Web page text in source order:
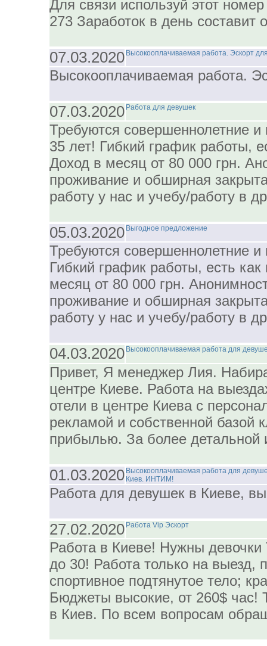
Для связи используй этот
273 Заработок в день составит
07.03.2020 Высокооплачиваемая работа. Эскорт
Высокооплачиваемая работа.
07.03.2020 Работа для девушек
Требуются совершеннолетние
35 лет! Гибкий график работы,
Доход в месяц от 80 000 грн.
проживание и обширная
работу у нас и учебу/работу в
05.03.2020 Выгодное предложение
Требуются совершеннолетние
Гибкий график работы, есть
месяц от 80 000 грн.
проживание и обширная
работу у нас и учебу/работу в
04.03.2020 Высокооплачиваемая работа для
Привет, Я менеджер Лия.
центре Киеве. Работа на
отели в центре Киева с
рекламой и собственной базой
прибылью. За более
01.03.2020 Высокооплачиваемая работа для
Киев. ИНТИМ!
Работа для девушек в Киеве,
27.02.2020 Работа Vip Эскорт
Работа в Киеве! Нужны
до 30! Работа только на выезд,
спортивное подтянутое тело;
Бюджеты высокие, от 260$ час!
в Киев. По всем вопросам